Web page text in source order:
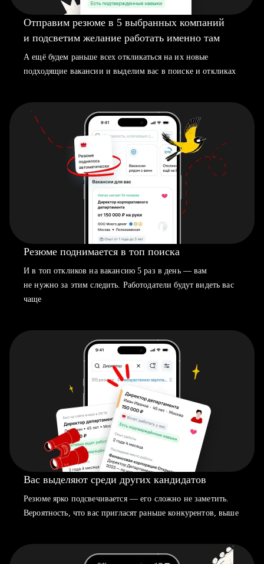
Отправим резюме в 5 выбранных компаний
и подсветим желание работать именно там
А ещё будем раньше всех откликаться на их новые
подходящие вакансии и выделим вас в поиске и откликах
Резюме поднимается в топ поиска
И в топ откликов на вакансию 5 раз в день — вам
не нужно за этим следить. Работодатели будут видеть вас
чаще
Вас выделяют среди других кандидатов
Резюме ярко подсвечивается — его сложно не заметить.
Вероятность, что вас пригласят раньше конкурентов, выше